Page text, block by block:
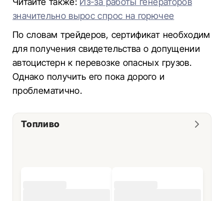
значительно вырос спрос на горючее
По словам трейдеров, сертификат необходим
для получения свидетельства о допущении
автоцистерн к перевозке опасных грузов.
Однако получить его пока дорого и
проблематично.
Топливо